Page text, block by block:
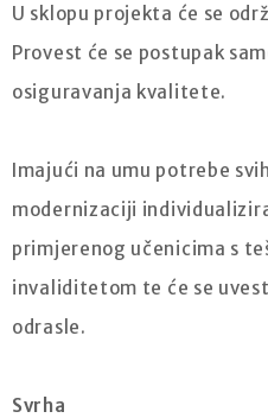
U sklopu projekta će se
Provest će se postupak
osiguravanja kvalitete.
Imajući na umu potrebe
modernizaciji
primjerenog učenicima s
invaliditetom te će se
odrasle.
Svrha